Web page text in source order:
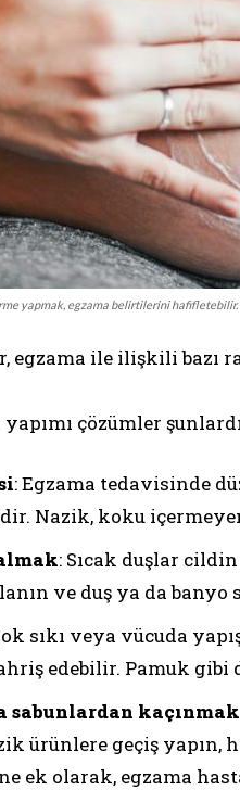
yapmak, egzama belirtilerini hafifletebilir.
egzama ile ilişkili bazı
çözümler
: Egzama tedavisinde
Nazik, koku
: Sıcak duşlar
ve duş ya da
sıkı veya vücuda
edebilir. Pamuk
sabunlardan kaçınmak
ürünlere geçiş yapın,
ek olarak, egzama